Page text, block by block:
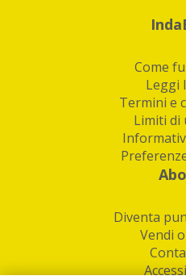
Come
Leggi
Termini e
Limiti di
Diventa
Vendi